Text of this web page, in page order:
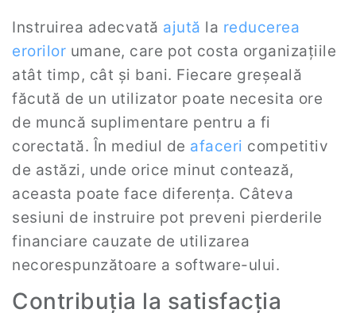
Instruirea adecvată ajută la reducerea
erorilor umane, care pot costa organizațiile
atât timp, cât și bani. Fiecare greșeală
făcută de un utilizator poate necesita ore
de muncă suplimentare pentru a fi
corectată. În mediul de afaceri competitiv
de astăzi, unde orice minut contează,
aceasta poate face diferența. Câteva
sesiuni de instruire pot preveni pierderile
financiare cauzate de utilizarea
necorespunzătoare a software-ului.
Contribuția la satisfacția